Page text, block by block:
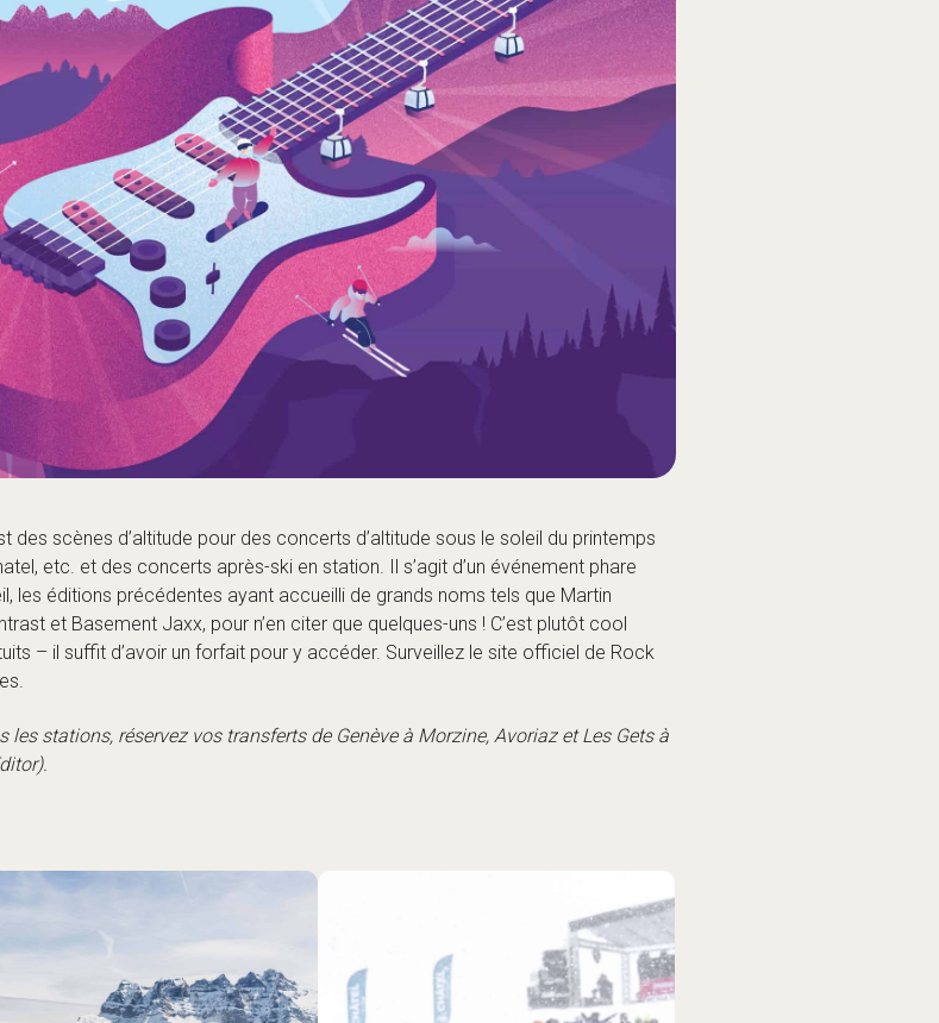
des scènes d’altitude pour des concerts d’altitude sous le soleil du printemps
etc. et des concerts après-ski en station. Il s’agit d’un événement phare
les éditions précédentes ayant accueilli de grands noms tels que Martin
et Basement Jaxx, pour n’en citer que quelques-uns ! C’est plutôt cool
– il suffit d’avoir un forfait pour y accéder. Surveillez le site officiel de Rock
les stations, réservez vos transferts de Genève à Morzine, Avoriaz et Les Gets à